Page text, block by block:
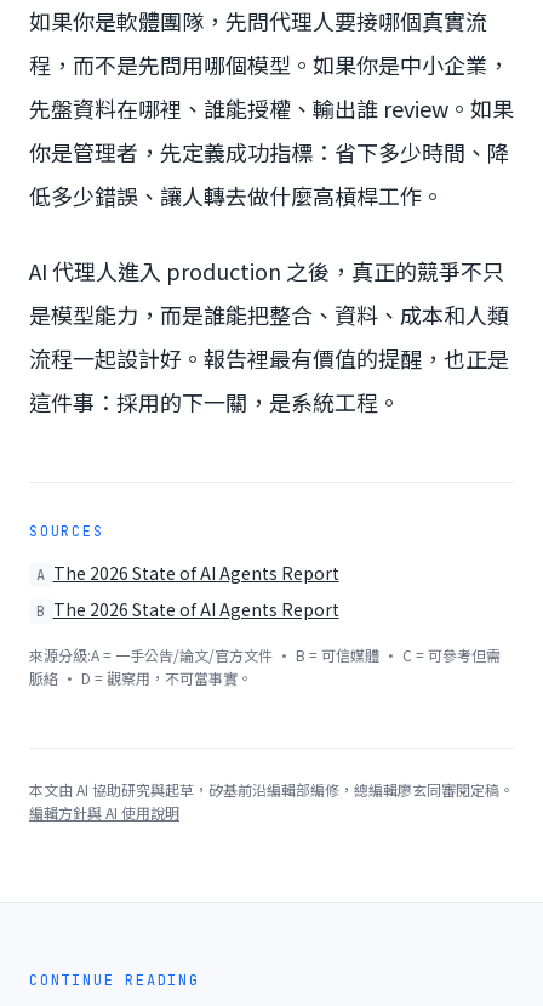
如果你是軟體團隊，先問代理人要接哪個真實流
程，而不是先問用哪個模型。如果你是中小企業，
先盤資料在哪裡、誰能授權、輸出誰 review。如果
你是管理者，先定義成功指標：省下多少時間、降
低多少錯誤、讓人轉去做什麼高槓桿工作。
AI 代理人進入 production 之後，真正的競爭不只
是模型能力，而是誰能把整合、資料、成本和人類
流程一起設計好。報告裡最有價值的提醒，也正是
這件事：採用的下一關，是系統工程。
SOURCES
A The 2026 State of AI Agents Report
B The 2026 State of AI Agents Report
來源分級:A = 一手公告/論文/官方文件 · B = 可信媒體 · C = 可參考但需
脈絡 · D = 觀察用，不可當事實。
本文由 AI 協助研究與起草，矽基前沿編輯部編修，總編輯廖玄同審閱定稿。
編輯方針與 AI 使用說明
CONTINUE READING